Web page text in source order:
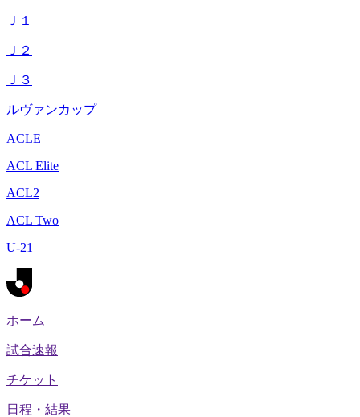
Ｊ１
Ｊ２
Ｊ３
ルヴァンカップ
ACLE
ACL Elite
ACL2
ACL Two
U-21
ホーム
試合速報
チケット
日程・結果